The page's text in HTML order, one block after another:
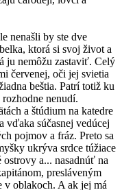
nenašli by ste dve
ktorá si svoj život a
ju nemôžu zastaviť. Celý
červenej, oči jej svietia
beštia. Patrí totiž ku
nenudí.
a štúdium na katedre
vďaka súčasnej vedúcej
pojmov a fráz. Preto sa
ukrýva srdce túžiace
a... nasadnúť na
presláveným
v oblakoch. A ak jej má